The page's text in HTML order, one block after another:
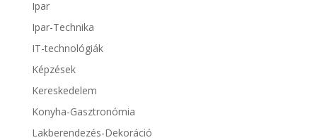
Ipar
Ipar-Technika
IT-technológiák
Képzések
Kereskedelem
Konyha-Gasztronómia
Lakberendezés-Dekoráció